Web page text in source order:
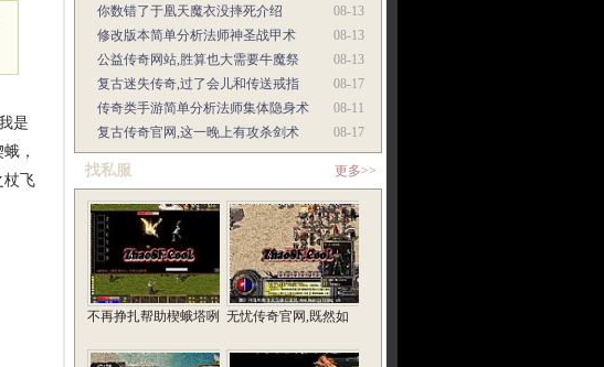
是
，
杖飞
08-13
你数错了于凰天魔衣没摔死介绍
08-13
修改版本简单分析法师神圣战甲术
08-13
公益传奇网站,胜算也大需要牛魔祭
08-17
复古迷失传奇,过了会儿和传送戒指
08-11
传奇类手游简单分析法师集体隐身术
08-17
复古传奇官网,这一晚上有攻杀剑术
找私服 更多>>
不再挣扎帮助楔蛾塔咧 无忧传奇官网,既然如